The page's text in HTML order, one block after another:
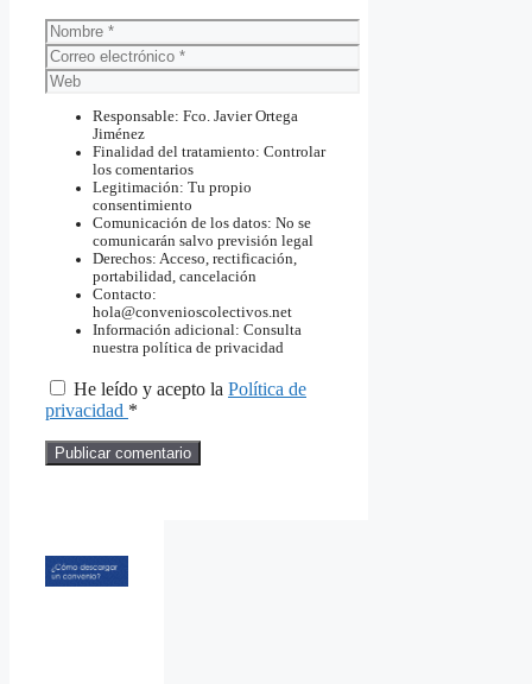
Nombre
Correo
electrónico
Web
Responsable: Fco. Javier Ortega
Jiménez
Finalidad del tratamiento: Controlar
los comentarios
Legitimación: Tu propio
consentimiento
Comunicación de los datos: No se
comunicarán salvo previsión legal
Derechos: Acceso, rectificación,
portabilidad, cancelación
Contacto:
hola@convenioscolectivos.net
Información adicional: Consulta
nuestra política de privacidad
He leído y acepto la Política de
privacidad *